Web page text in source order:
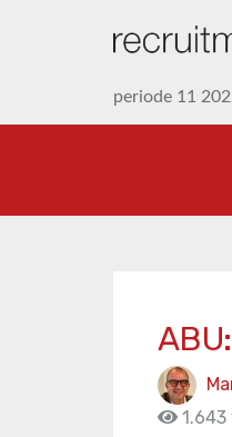
periode 11